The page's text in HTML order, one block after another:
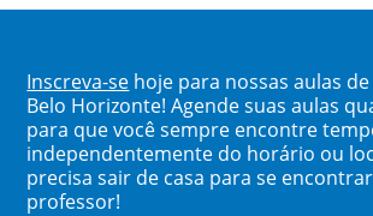
Inscreva-se hoje para nossas aulas
Belo Horizonte! Agende suas aulas
para que você sempre encontre
independentemente do horário ou
precisa sair de casa para se
professor!